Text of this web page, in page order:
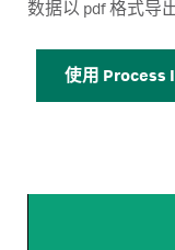
数据以 pdf 格式导
使用 Process